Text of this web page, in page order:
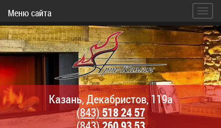
Меню сайта
Казань, Декабристов, 119а
(843)518 24 57